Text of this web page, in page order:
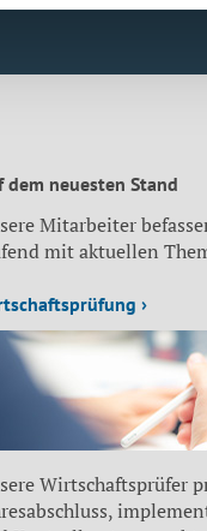
dem neuesten Stand
Mitarbeiter
mit aktuellen
›
Wirtschaftsprüfer